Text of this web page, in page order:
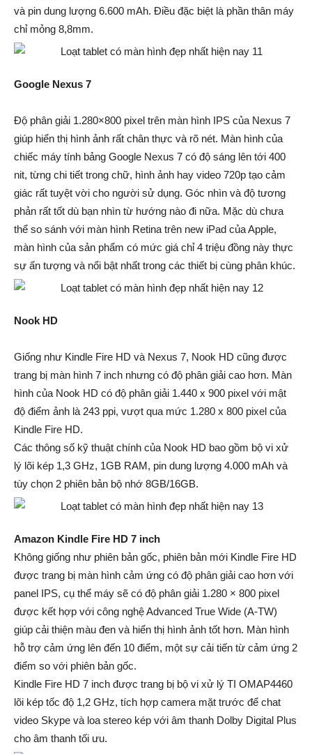
và pin dung lượng 6.600 mAh. Điều đặc biệt là phần thân máy
chỉ mỏng 8,8mm.
Google Nexus 7
Độ phân giải 1.280×800 pixel trên màn hình IPS của Nexus 7
giúp hiển thị hình ảnh rất chân thực và rõ nét. Màn hình của
chiếc máy tính bảng Google Nexus 7 có độ sáng lên tới 400
nit, từng chi tiết trong chữ, hình ảnh hay video 720p tạo cảm
giác rất tuyệt vời cho người sử dụng. Góc nhìn và độ tương
phản rất tốt dù bạn nhìn từ hướng nào đi nữa. Mặc dù chưa
thể so sánh với màn hình Retina trên new iPad của Apple,
màn hình của sản phẩm có mức giá chỉ 4 triệu đồng này thực
sự ấn tượng và nổi bật nhất trong các thiết bị cùng phân khúc.
Nook HD
Giống như Kindle Fire HD và Nexus 7, Nook HD cũng được
trang bị màn hình 7 inch nhưng có độ phân giải cao hơn. Màn
hình của Nook HD có độ phân giải 1.440 x 900 pixel với mật
độ điểm ảnh là 243 ppi, vượt qua mức 1.280 x 800 pixel của
Kindle Fire HD.
Các thông số kỹ thuật chính của Nook HD bao gồm bộ vi xử
lý lõi kép 1,3 GHz, 1GB RAM, pin dung lượng 4.000 mAh và
tùy chọn 2 phiên bản bộ nhớ 8GB/16GB.
Amazon Kindle Fire HD 7 inch
Không giống như phiên bản gốc, phiên bản mới Kindle Fire HD
được trang bị màn hình cảm ứng có độ phân giải cao hơn với
panel IPS, cụ thể máy sẽ có độ phân giải 1.280 × 800 pixel
được kết hợp với công nghệ Advanced True Wide (A-TW)
giúp cải thiện màu đen và hiển thị hình ảnh tốt hơn. Màn hình
hỗ trợ cảm ứng lên đến 10 điểm, một sự cải tiến từ cảm ứng 2
điểm so với phiên bản gốc.
Kindle Fire HD 7 inch được trang bị bộ vi xử lý TI OMAP4460
lõi kép tốc độ 1,2 GHz, tích hợp camera mặt trước để chat
video Skype và loa stereo kép với âm thanh Dolby Digital Plus
cho âm thanh tối ưu.